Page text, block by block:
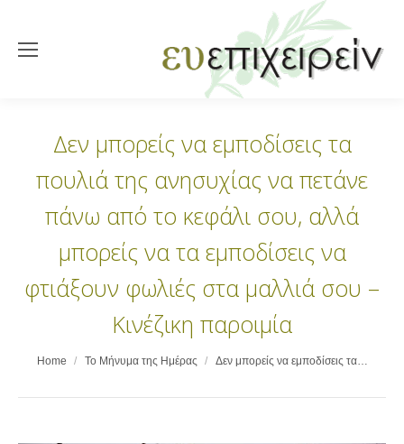
Δεν μπορείς να εμποδίσεις τα
πουλιά της ανησυχίας να πετάνε
πάνω από το κεφάλι σου, αλλά
μπορείς να τα εμποδίσεις να
φτιάξουν φωλιές στα μαλλιά σου –
Κινέζικη παροιμία
You are here:
Home Το Μήνυμα της Ημέρας Δεν μπορείς να εμποδίσεις τα…